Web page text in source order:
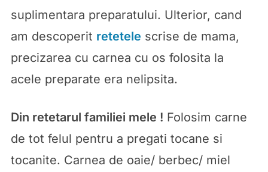
suplimentara preparatului. Ulterior, cand
am descoperit retetele scrise de mama,
precizarea cu carnea cu os folosita la
acele preparate era nelipsita.
Din retetarul familiei mele ! Folosim carne
de tot felul pentru a pregati tocane si
tocanite. Carnea de oaie/ berbec/ miel